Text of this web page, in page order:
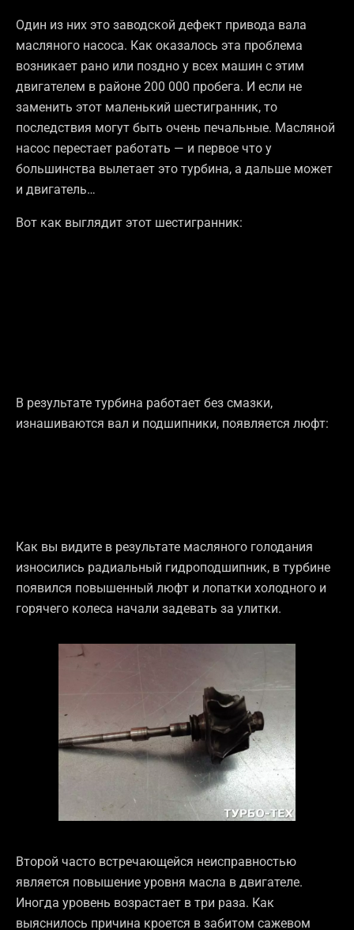
Один из них это заводской дефект привода вала
масляного насоса. Как оказалось эта проблема
возникает рано или поздно у всех машин с этим
двигателем в районе 200 000 пробега. И если не
заменить этот маленький шестигранник, то
последствия могут быть очень печальные. Масляной
насос перестает работать — и первое что у
большинства вылетает это турбина, а дальше может
и двигатель…
Вот как выглядит этот шестигранник:
В результате турбина работает без смазки,
изнашиваются вал и подшипники, появляется люфт:
Как вы видите в результате масляного голодания
износились радиальный гидроподшипник, в турбине
появился повышенный люфт и лопатки холодного и
горячего колеса начали задевать за улитки.
Второй часто встречающейся неисправностью
является повышение уровня масла в двигателе.
Иногда уровень возрастает в три раза. Как
выяснилось причина кроется в забитом сажевом